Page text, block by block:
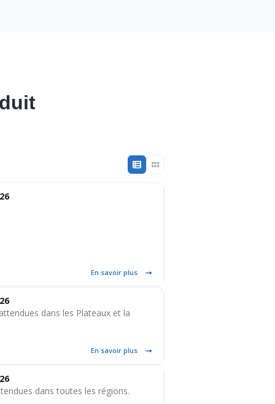
En savoir plus
dans les Plateaux et la
En savoir plus
dans toutes les régions.